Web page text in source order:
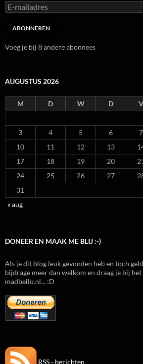
E-
mailadres
ABONNEREN
Voeg je bij 8 andere abonnees
AUGUSTUS 2026
M D W D V
3
4 5 6 7
10
11 12 13
17
18 19 20
24
25 26 27
31
« aug
DONEER EN MAAK ME BLIJ :-)
Als je dit blog leuk gevonden heb en toch
bijdrage meer dan welkom en draag je bij
madbello.nl... :D
RSS - berichten